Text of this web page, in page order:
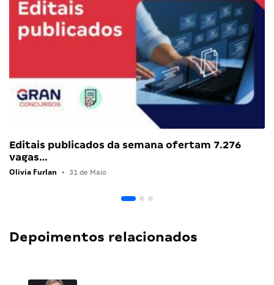
Editais publicados da semana ofertam 7.276
vagas…
Olivia Furlan • 31 de Maio
Depoimentos relacionados